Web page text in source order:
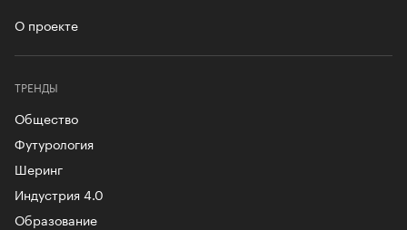
О проекте
ТРЕНДЫ
Общество
Футурология
Шеринг
Индустрия 4.0
Образование